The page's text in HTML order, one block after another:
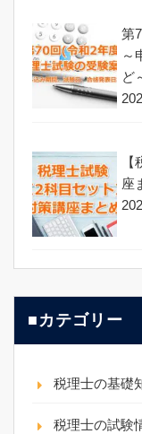
第
～
ど
座
■カテゴリー
税理士の基礎
税理士の試験